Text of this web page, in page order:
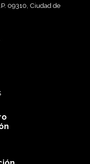
09310, Ciudad de